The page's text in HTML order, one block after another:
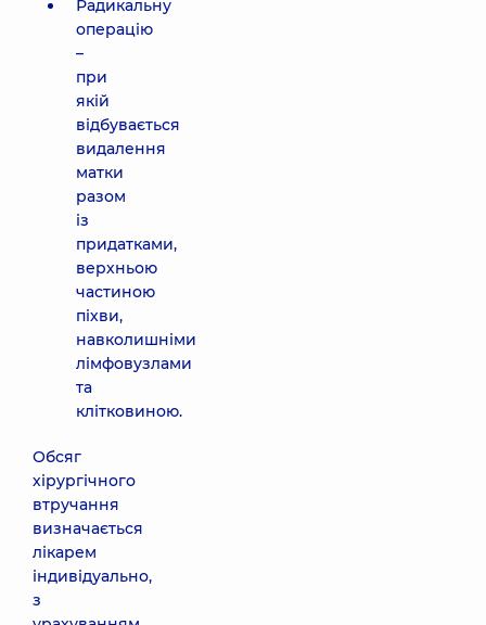
Радикальну
операцію
–
при
якій
відбувається
видалення
матки
разом
із
придатками,
верхньою
частиною
піхви,
навколишніми
лімфовузлами
та
клітковиною.
Обсяг
хірургічного
втручання
визначається
лікарем
індивідуально,
з